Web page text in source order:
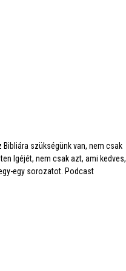
szükségünk van, nem csak
Igéjét, nem csak azt, ami kedves,
egy sorozatot. Podcast